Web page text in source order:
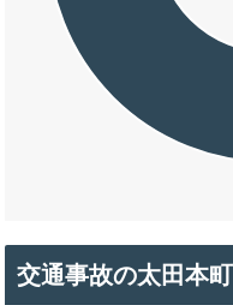
交通事故の太田本